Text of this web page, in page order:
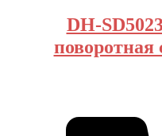
DH-
поворотная